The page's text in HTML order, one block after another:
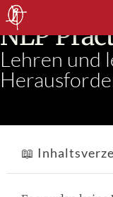
Teil 2:
NLP
Lehren und
📖